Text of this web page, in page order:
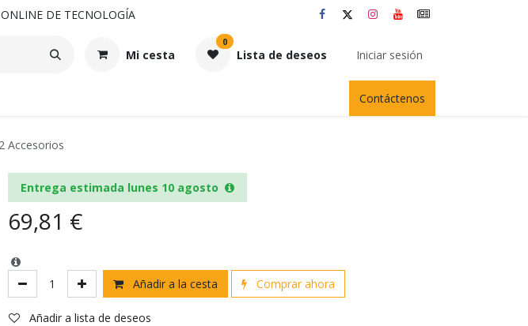
DE TECNOLOGÍA
Mi cesta
0
Lista de deseos Iniciar sesión
Contáctenos
Accesorios
Entrega estimada lunes 10 agosto
69,81 €
Añadir a la cesta Comprar ahora
Añadir a lista de deseos